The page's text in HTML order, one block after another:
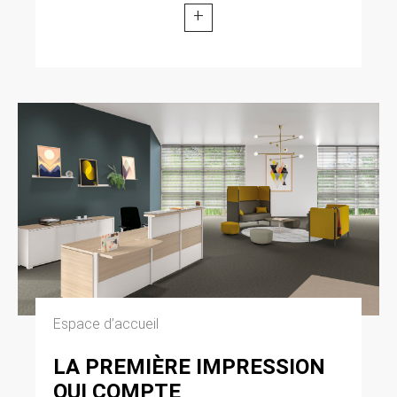
+
Espace d’accueil
LA PREMIÈRE IMPRESSION
QUI COMPTE
modifiée par la loi n° 2004-801 du 6 août 2004
relative à l’informatique, aux fichiers et aux
11. LEXIQUE.
Utilisateur : Internaute se connectant, utilisant
le site susnommé. Informations personnelles :
« les informations qui permettent, sous quelque
forme que ce soit, directement ou non,
l’identification des personnes physiques
auxquelles elles s’appliquent » (article 4 de la
loi n° 78-17 du 6 janvier 1978).